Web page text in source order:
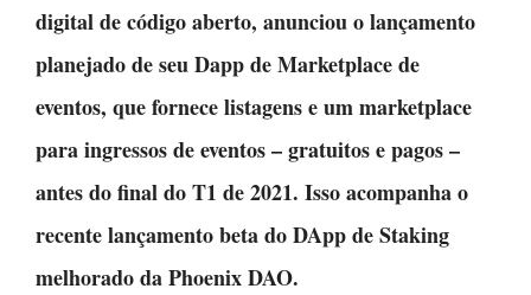
digital de código aberto, anunciou o lançamento
planejado de seu Dapp de Marketplace de
eventos, que fornece listagens e um marketplace
para ingressos de eventos – gratuitos e pagos –
antes do final do T1 de 2021. Isso acompanha o
recente lançamento beta do DApp de Staking
melhorado da Phoenix DAO.